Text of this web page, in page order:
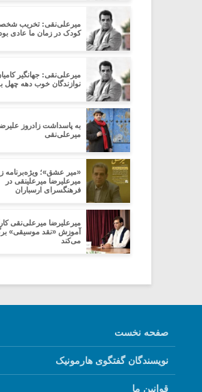
میرعلی‌نقی: تخریب
کودک در زمان ما عادی
میرعلی‌نقی: جهانگیر
نوازندگان خوب دهه چهل
به پاسداشت زادروز
میرعلی‌نقی
‌«میر عشق»؛ ویژه‌برنامه
میرعلیرضا میرعلینقی در
فرهنگسرای ارسباران
میرعلیرضا میرعلی‌نقی
آموزش «نقد موسیقی»
می‌کند
صفحه نخست
نویسندگان گفتگوی هارمونیک
قوانین ما